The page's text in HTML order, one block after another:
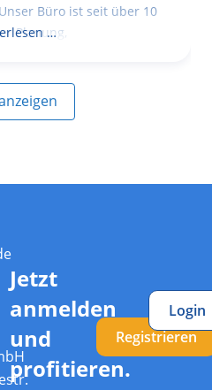
Büro ist seit über 10
Planung,
…
Jetzt
anmelden
und
profitieren.
Registrieren
Login